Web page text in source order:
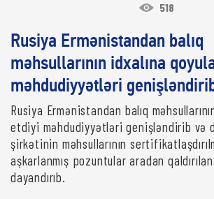
518
Rusiya Ermənistandan balıq
məhsullarının idxalına
məhdudiyyətləri
Rusiya Ermənistandan balıq
etdiyi məhdudiyyətləri genişləndirib və
şirkətinin məhsullarının
aşkarlanmış pozuntular aradan
dayandırıb.